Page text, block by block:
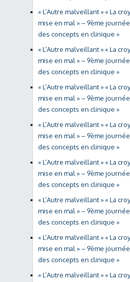
« L’Autre malveillant » « La
mise en mal » – 9ème
des concepts en clinique »
« L’Autre malveillant » « La
mise en mal » – 9ème
des concepts en clinique »
« L’Autre malveillant » « La
mise en mal » – 9ème
des concepts en clinique »
« L’Autre malveillant » « La
mise en mal » – 9ème
des concepts en clinique »
« L’Autre malveillant » « La
mise en mal » – 9ème
des concepts en clinique »
« L’Autre malveillant » « La
mise en mal » – 9ème
des concepts en clinique »
« L’Autre malveillant » « La
mise en mal » – 9ème
des concepts en clinique »
« L’Autre malveillant » « La